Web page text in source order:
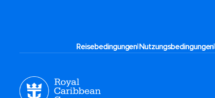
Reisebedingungen|Nutzungsbedingungen|